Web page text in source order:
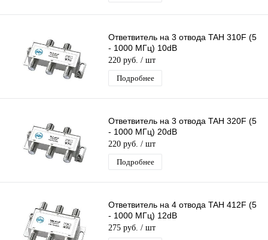
Ответвитель на 3 отвода TAH 310F (5
- 1000 МГц) 10dB
220 руб. / шт
Подробнее
Ответвитель на 3 отвода TAH 320F (5
- 1000 МГц) 20dB
220 руб. / шт
Подробнее
Ответвитель на 4 отвода TAH 412F (5
- 1000 МГц) 12dB
275 руб. / шт